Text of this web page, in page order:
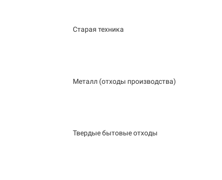
Старая техника
Металл (отходы производства)
Твердые бытовые отходы